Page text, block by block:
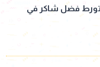
تورط فضل شاكر في